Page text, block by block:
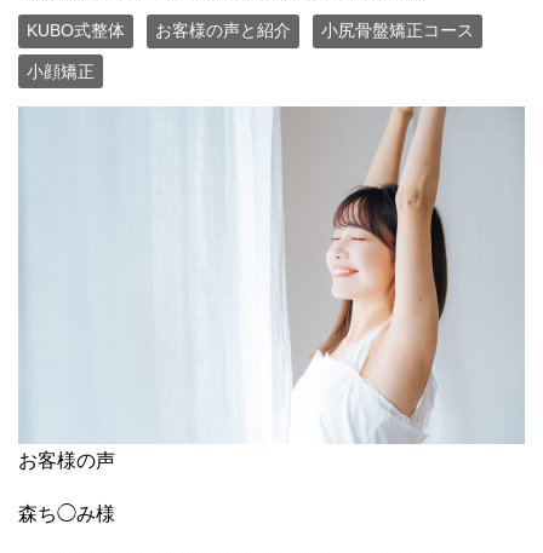
KUBO式整体 お客様の声と紹介 小尻骨盤矯正コース
小顔矯正
お客様の声
森ち◯み様